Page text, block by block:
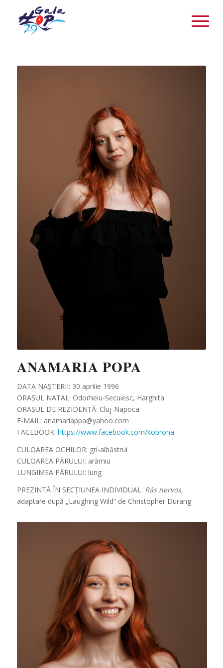
ANAMARIA POPA
DATA NAȘTERII: 30 aprilie 1996
ORAȘUL NATAL: Odorheiu-Secuiesc, Harghita
ORAȘUL DE REZIDENȚĂ: Cluj-Napoca
E-MAIL: anamariappa@yahoo.com
FACEBOOK: https://www.facebook.com/kobrona
CULOAREA OCHILOR: gri-albăstrui
CULOAREA PĂRULUI: arămiu
LUNGIMEA PĂRULUI: lung
PREZINTĂ ÎN SECȚIUNEA INDIVIDUAL: Râs nervos,
adaptare după „Laughing Wild” de Christopher Durang